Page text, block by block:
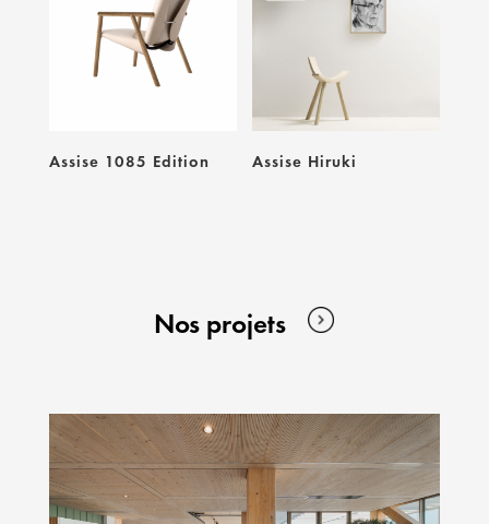
Assise 1085 Edition Assise Hiruki
Nos projets